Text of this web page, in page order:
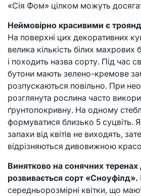
«Сія Фом» цілком можуть
Неймовірно красивими є
На поверхні цих декоративних
велика кількість білих махрових
і походить назва сорту. Під час
бутони мають зелено-кремове
розпускаються повільно. При
розглянута рослина часто
ґрунтопокривну. На одному
формуватися близько 5 суцвіть.
запахи від квітів не виходять,
відрізняються дивовижною
Винятково на сонячних
розвивається сорт «Сноуфілд».
середньорозмірні квітки, що